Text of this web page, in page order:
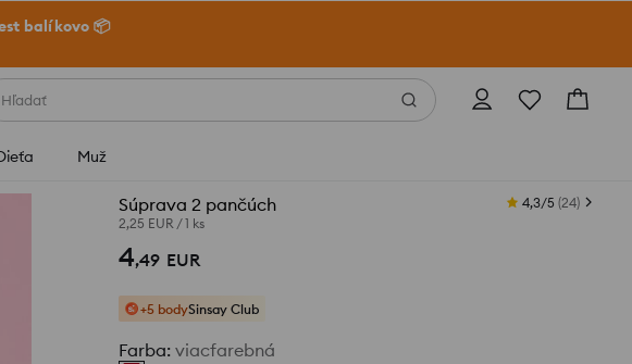
balíkovo 📦
Hľadať
Muž
Súprava 2 pančúch
2,25 EUR /1 ks
4,3/5 (24)
4,49 EUR
+5 bodySinsay Club
Farba: viacfarebná